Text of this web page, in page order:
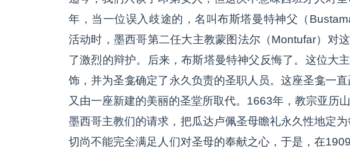
年，当一位误入歧途的，名叫布斯塔曼特神父（
活动时，墨西哥第二任大主教蒙图法尔（Montufar）对
了激烈的辩护。后来，布斯塔曼特神父反悔了。这位大
饰，并为圣龛确定了永久负责的圣职人员。这座圣龛一
又由一座新建的美丽的圣堂所取代。1663年，教宗亚历
墨西哥主教们的请求，把瓜达卢佩圣母瞻礼永久性地定
切尚不能完全满足人们对圣母的奉献之心，于是，在